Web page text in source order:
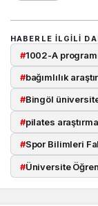
HABERLE ILGILI
#1002-A
#bağımlılık
#Bingöl
#pilates
#Spor Bilimleri
#Üniversite
Takip Et